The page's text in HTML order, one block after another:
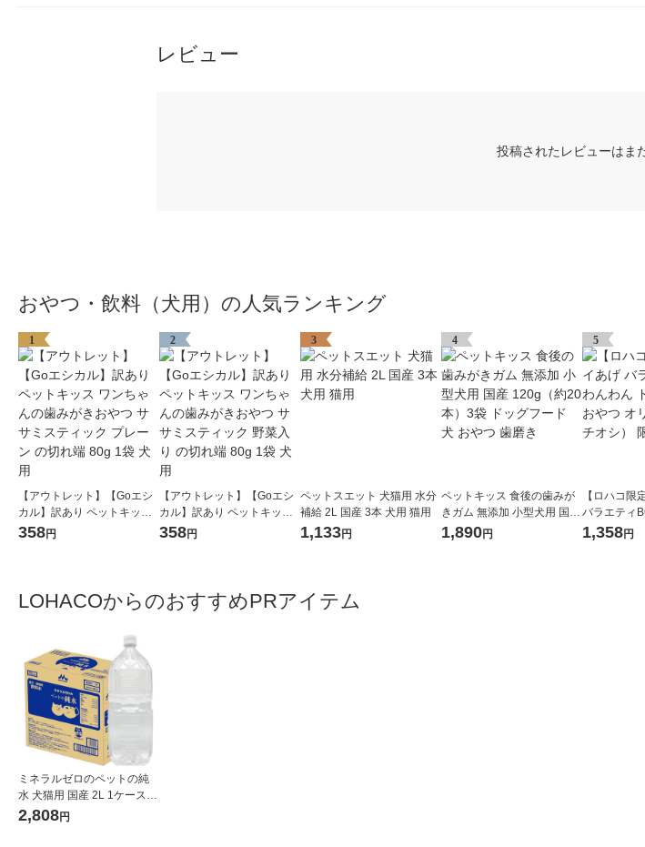
レビュー
投稿されたレビューはま
おやつ・飲料（犬用）の人気ランキング
1
【アウトレット】【Goエシ
カル】訳あり ペットキッス
ワンちゃんの歯みがきおや
358円
2
【アウトレット】【Goエシ
カル】訳あり ペットキッス
ワンちゃんの歯みがきおや
358円
3
ペットスエット 犬猫用 水分
補給 2L 国産 3本 犬用 猫用
1,133円
4
ペットキッス 食後の歯みが
きガム 無添加 小型犬用 国産
120g（約20本）3袋 ドッグ
1,890円
5
【ロハコ限
バラエティ
ッグフード
1,358円
LOHACOからのおすすめPRアイテム
ミネラルゼロのペットの純
水 犬猫用 国産 2L 1ケース
（1本×6）森乳サンワールド
2,808円